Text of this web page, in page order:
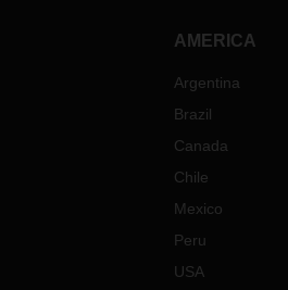
AMERICA
Argentina
Brazil
Canada
Chile
Mexico
Peru
USA